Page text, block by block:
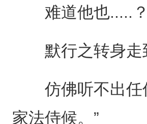
难道他也.....？
默行之转身走
仿佛听不出任
家法侍候。”